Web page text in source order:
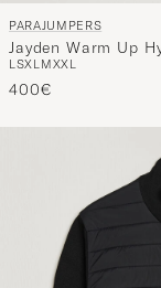
PARAJUMPERS
Jayden Warm Up
L SXL MXXL
400€